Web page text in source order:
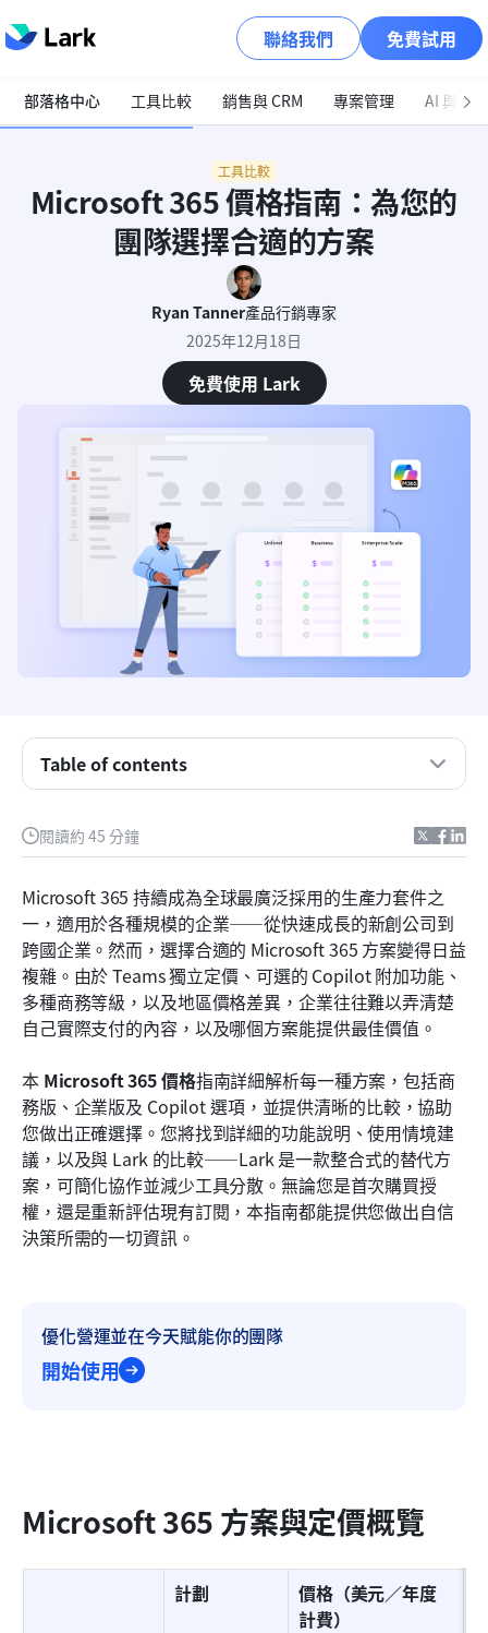
聯絡我們 免費試用
部落格中心 工具比較 銷售與 CRM 專案管理 AI 與自
工具比較
Microsoft 365 價格指南：為您的
團隊選擇合適的方案
Ryan Tanner產品行銷專家
2025年12月18日
免費使用 Lark
閱讀約 45 分鐘
Microsoft 365 持續成為全球最廣泛採用的生產力套件之
一，適用於各種規模的企業——從快速成長的新創公司到
跨國企業。然而，選擇合適的 Microsoft 365 方案變得日益
複雜。由於 Teams 獨立定價、可選的 Copilot 附加功能、
多種商務等級，以及地區價格差異，企業往往難以弄清楚
自己實際支付的內容，以及哪個方案能提供最佳價值。
本 Microsoft 365 價格指南詳細解析每一種方案，包括商
務版、企業版及 Copilot 選項，並提供清晰的比較，協助
您做出正確選擇。您將找到詳細的功能說明、使用情境建
議，以及與 Lark 的比較——Lark 是一款整合式的替代方
案，可簡化協作並減少工具分散。無論您是首次購買授
權，還是重新評估現有訂閱，本指南都能提供您做出自信
決策所需的一切資訊。
優化營運並在今天賦能你的團隊
開始使用
Microsoft 365 方案與定價概覽
計劃
價格（美元／年度
計費）
Table of contents
Microsoft 365 方案與定價概覽
什麼是 Microsoft 365？
誰使用 Microsoft 365？
Microsoft 365 包含哪些內容
Microsoft 365 價格方案：完整解析
Microsoft 365 價格明細（不含 Teams）
Microsoft 365 Copilot 定價與綑綁方案選項
Microsoft 365 商務價格比較：哪個方案最適合？
Microsoft Dynamics 365 的限制
新選項：為什麼 Lark 提供比 Microsoft 365 定價更
簡單的替代方案
Lark 與 Microsoft 365：功能與價格比較表
常見問題
相關閱讀